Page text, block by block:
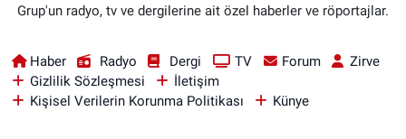
Grup'un radyo, tv ve dergilerine ait özel haberler ve röportajlar.
Haber Radyo Dergi TV Forum
Zirve
Gizlilik Sözleşmesi
İletişim
Kişisel Verilerin Korunma Politikası
Künye